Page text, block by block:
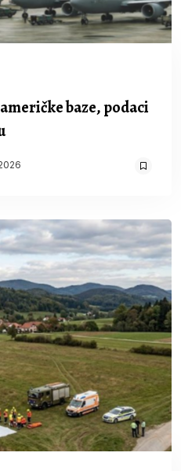
baze, podaci